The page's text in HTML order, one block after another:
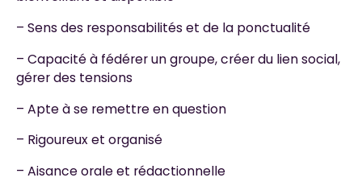
– Sens des responsabilités et de la ponctualité
– Capacité à fédérer un groupe, créer du lien social,
gérer des tensions
– Apte à se remettre en question
– Rigoureux et organisé
– Aisance orale et rédactionnelle